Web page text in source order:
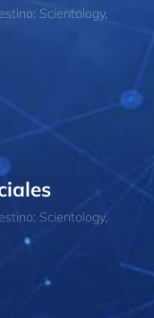
Scientology,
Scientology,